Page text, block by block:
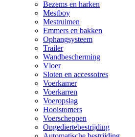
Bezems en harken
Mestboy
Mestruimen
Emmers en bakken
Ophangsysteem
Trailer
Wandbescherming
Vloer
Sloten en accessoires
Voerkamer
Voerkarren
Voeropslag
Hooistomers
Voerscheppen
Ongediertebestrijding